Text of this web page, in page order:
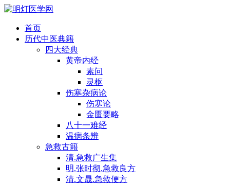
首页
历代中医典籍
四大经典
黄帝内经
素问
灵枢
伤寒杂病论
伤寒论
金匮要略
八十一难经
温病条辨
急救古籍
清.急救广生集
明.张时彻.急救良方
清.文晟.急救便方